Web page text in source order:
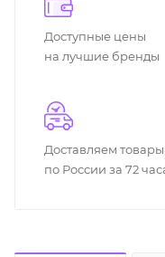
Доступные цены
на лучшие бренды
Доставляем товары
по России за 72